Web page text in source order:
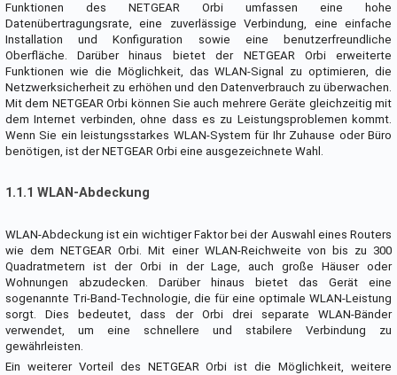
Funktionen des NETGEAR Orbi umfassen eine hohe
Datenübertragungsrate, eine zuverlässige Verbindung, eine einfache
Installation und Konfiguration sowie eine benutzerfreundliche
Oberfläche. Darüber hinaus bietet der NETGEAR Orbi erweiterte
Funktionen wie die Möglichkeit, das WLAN-Signal zu optimieren, die
Netzwerksicherheit zu erhöhen und den Datenverbrauch zu überwachen.
Mit dem NETGEAR Orbi können Sie auch mehrere Geräte gleichzeitig mit
dem Internet verbinden, ohne dass es zu Leistungsproblemen kommt.
Wenn Sie ein leistungsstarkes WLAN-System für Ihr Zuhause oder Büro
benötigen, ist der NETGEAR Orbi eine ausgezeichnete Wahl.
1.1.1 WLAN-Abdeckung
WLAN-Abdeckung ist ein wichtiger Faktor bei der Auswahl eines Routers
wie dem NETGEAR Orbi. Mit einer WLAN-Reichweite von bis zu 300
Quadratmetern ist der Orbi in der Lage, auch große Häuser oder
Wohnungen abzudecken. Darüber hinaus bietet das Gerät eine
sogenannte Tri-Band-Technologie, die für eine optimale WLAN-Leistung
sorgt. Dies bedeutet, dass der Orbi drei separate WLAN-Bänder
verwendet, um eine schnellere und stabilere Verbindung zu
gewährleisten.
Ein weiterer Vorteil des NETGEAR Orbi ist die Möglichkeit, weitere